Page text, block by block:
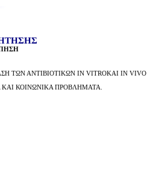
ΤΩΝ ΑΝΤΙΒΙΟΤΙΚΩΝ IN VITROΚΑΙ IN VIVO
ΚΟΙΝΩΝΙΚΑ ΠΡΟΒΛΗΜΑΤΑ.